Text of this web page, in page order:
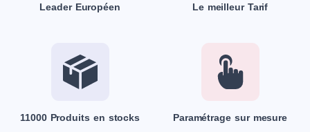
Leader Européen Le meilleur Tarif
11000 Produits en stocks Paramétrage sur mesure